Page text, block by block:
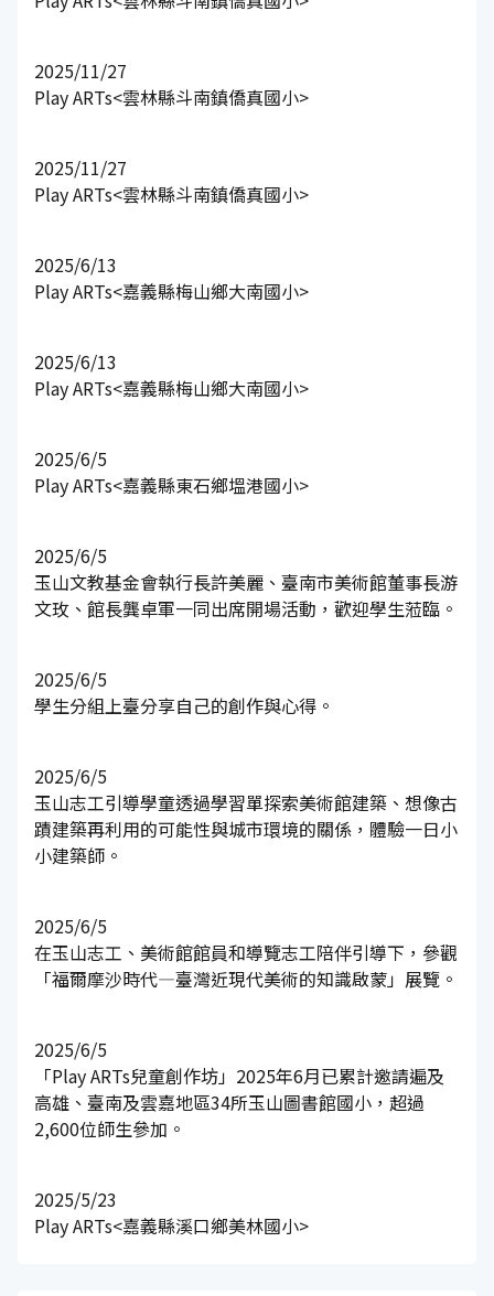
2025/11/27
Play ARTs<雲林縣斗南鎮僑真國小>
2025/11/27
Play ARTs<雲林縣斗南鎮僑真國小>
2025/6/13
Play ARTs<嘉義縣梅山鄉大南國小>
2025/6/13
Play ARTs<嘉義縣梅山鄉大南國小>
2025/6/5
Play ARTs<嘉義縣東石鄉塭港國小>
2025/6/5
玉山文教基金會執行長許美麗、臺南市美術館董事長游
文玫、館長龔卓軍一同出席開場活動，歡迎學生蒞臨。
2025/6/5
學生分組上臺分享自己的創作與心得。
2025/6/5
玉山志工引導學童透過學習單探索美術館建築、想像古
蹟建築再利用的可能性與城市環境的關係，體驗一日小
小建築師。
2025/6/5
在玉山志工、美術館館員和導覽志工陪伴引導下，參觀
「福爾摩沙時代—臺灣近現代美術的知識啟蒙」展覽。
2025/6/5
「Play ARTs兒童創作坊」2025年6月已累計邀請遍及
高雄、臺南及雲嘉地區34所玉山圖書館國小，超過
2,600位師生參加。
2025/5/23
Play ARTs<嘉義縣溪口鄉美林國小>